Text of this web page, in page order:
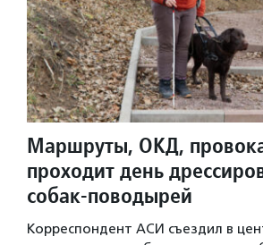
Маршруты, ОКД,
проходит день
собак-поводырей
Корреспондент АСИ съездил в